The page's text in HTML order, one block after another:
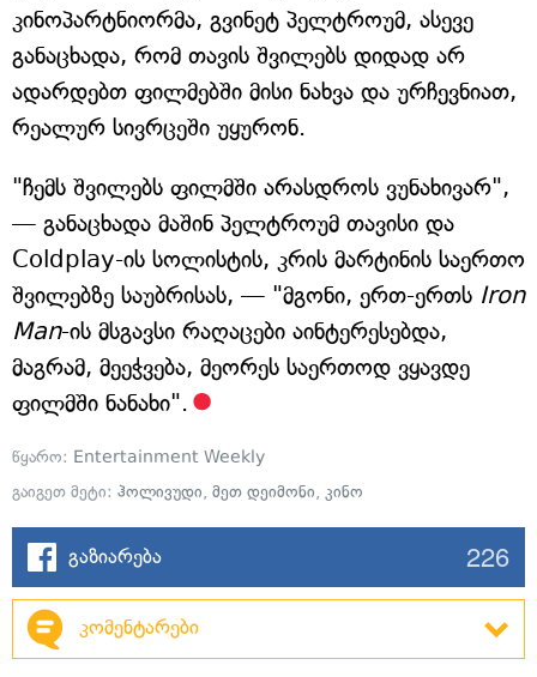
კინოპარტნიორმა, გვინეტ პელტროუმ, ასევე
განაცხადა, რომ თავის შვილებს დიდად არ
ადარდებთ ფილმებში მისი ნახვა და ურჩევნიათ,
რეალურ სივრცეში უყურონ.
"ჩემს შვილებს ფილმში არასდროს ვუნახივარ",
— განაცხადა მაშინ პელტროუმ თავისი და
Coldplay-ის სოლისტის, კრის მარტინის საერთო
შვილებზე საუბრისას, — "მგონი, ერთ-ერთს Iron
Man-ის მსგავსი რაღაცები აინტერესებდა,
მაგრამ, მეეჭვება, მეორეს საერთოდ ვყავდე
ფილმში ნანახი".
წყარო: Entertainment Weekly
გაიგეთ მეტი: ჰოლივუდი, მეთ დეიმონი, კინო
გაზიარება 226
კომენტარები